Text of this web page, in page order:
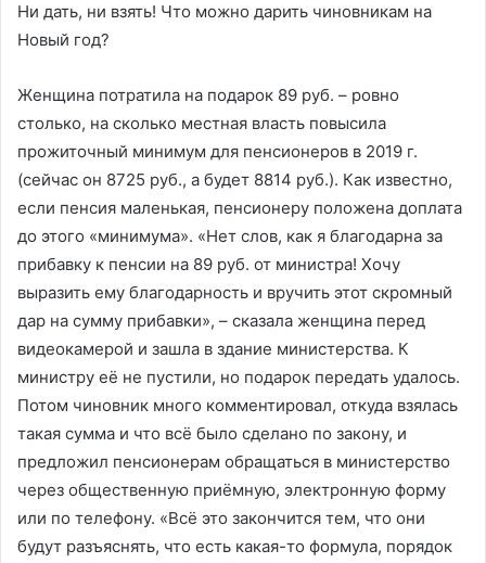
Ни дать, ни взять! Что можно дарить чиновникам на
Новый год?
Женщина потратила на подарок 89 руб. – ровно
столько, на сколько местная власть повысила
прожиточный минимум для пенсионеров в 2019 г.
(сейчас он 8725 руб., а будет 8814 руб.). Как известно,
если пенсия маленькая, пенсионеру положена доплата
до этого «минимума». «Нет слов, как я благодарна за
прибавку к пенсии на 89 руб. от министра! Хочу
выразить ему благодарность и вручить этот скромный
дар на сумму прибавки», – сказала женщина перед
видеокамерой и зашла в здание министерства. К
министру её не пустили, но подарок передать удалось.
Потом чиновник много комментировал, откуда взялась
такая сумма и что всё было сделано по закону, и
предложил пенсионерам обращаться в министерство
через общественную приёмную, электронную форму
или по телефону. «Всё это закончится тем, что они
будут разъяснять, что есть какая-то формула, порядок